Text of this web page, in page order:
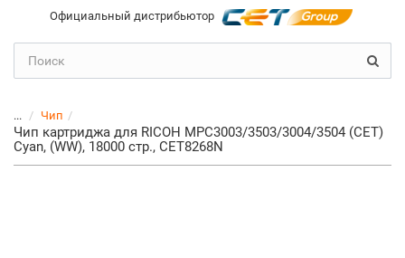
Официальный дистрибьютор
... Чип
Чип картриджа для RICOH MPC3003/3503/3004/3504 (CET)
Cyan, (WW), 18000 стр., CET8268N